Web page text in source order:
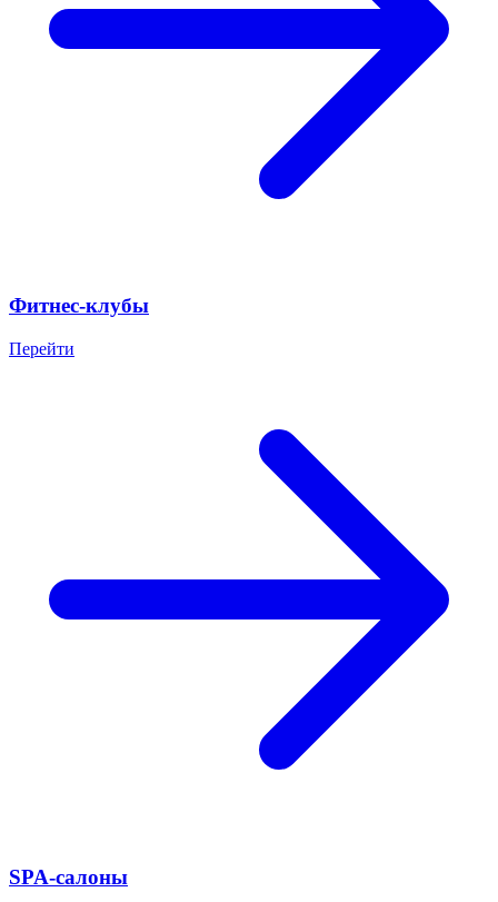
Фитнес-клубы
Перейти
SPA-салоны